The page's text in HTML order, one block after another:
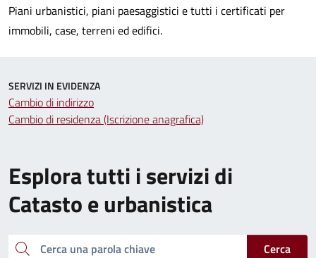
Piani urbanistici, piani paesaggistici e tutti i certificati per
immobili, case, terreni ed edifici.
Esplora tutti i servizi di
Catasto e urbanistica
Cerca una parola chiave
Cerca
SERVIZI IN EVIDENZA
Cambio di indirizzo
Cambio di residenza (Iscrizione anagrafica)